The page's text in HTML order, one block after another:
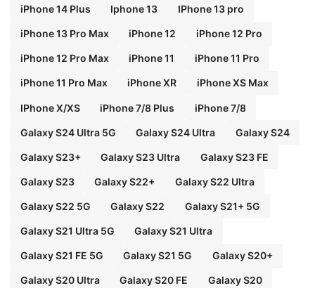
iPhone 14 Plus Iphone 13 IPhone 13 pro
iPhone 13 Pro Max iPhone 12 iPhone 12 Pro
iPhone 12 Pro Max iPhone 11 iPhone 11 Pro
iPhone 11 Pro Max iPhone XR iPhone XS Max
IPhone X/XS iPhone 7/8 Plus iPhone 7/8
Galaxy S24 Ultra 5G Galaxy S24 Ultra Galaxy S24
Galaxy S23+ Galaxy S23 Ultra Galaxy S23 FE
Galaxy S23 Galaxy S22+ Galaxy S22 Ultra
Galaxy S22 5G Galaxy S22 Galaxy S21+ 5G
Galaxy S21 Ultra 5G Galaxy S21 Ultra
Galaxy S21 FE 5G Galaxy S21 5G Galaxy S20+
Galaxy S20 Ultra Galaxy S20 FE Galaxy S20